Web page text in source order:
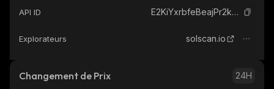
API ID E2KiYxrbfeBeajPr2kJAvwkzPr8p1hi81kFGYfB6pump_solana
Explorateurs solscan.io
Changement de Prix 24H